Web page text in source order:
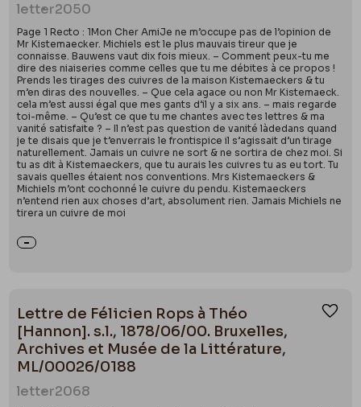
letter2050
Page 1 Recto : 1Mon Cher AmiJe ne m’occupe pas de l’opinion de
Mr Kistemaecker. Michiels est le plus mauvais tireur que je
connaisse. Bauwens vaut dix fois mieux. – Comment peux-tu me
dire des niaiseries comme celles que tu me débites à ce propos !
Prends les tirages des cuivres de la maison Kistemaeckers & tu
m’en diras des nouvelles. – Que cela agace ou non Mr Kistemaeck.
cela m’est aussi égal que mes gants d’il y a six ans. – mais regarde
toi-même. – Qu’est ce que tu me chantes avec tes lettres & ma
vanité satisfaite ? – Il n’est pas question de vanité làdedans quand
je te disais que je t’enverrais le frontispice il s’agissait d’un tirage
naturellement. Jamais un cuivre ne sort & ne sortira de chez moi. Si
tu as dit à Kistemaeckers, que tu aurais les cuivres tu as eu tort. Tu
savais quelles étaient nos conventions. Mrs Kistemaeckers &
Michiels m’ont cochonné le cuivre du pendu. Kistemaeckers
n’entend rien aux choses d’art, absolument rien. Jamais Michiels ne
tirera un cuivre de moi
Lettre de Félicien Rops à Théo
[Hannon]. s.l., 1878/06/00. Bruxelles,
Archives et Musée de la Littérature,
ML/00026/0188
letter2068